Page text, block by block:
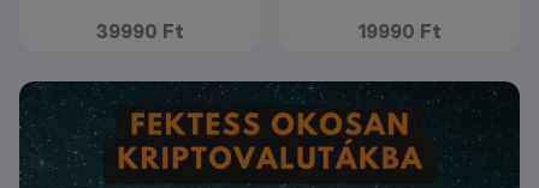
39990 Ft 19990 Ft